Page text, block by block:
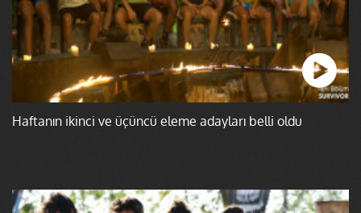
Haftanın ikinci ve üçüncü eleme adayları belli oldu